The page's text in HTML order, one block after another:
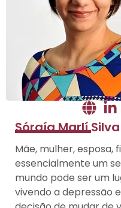
Sóraía Marlí Silva
Mãe, mulher, esposa,
essencialmente um
mundo pode ser um
vivendo a depressão